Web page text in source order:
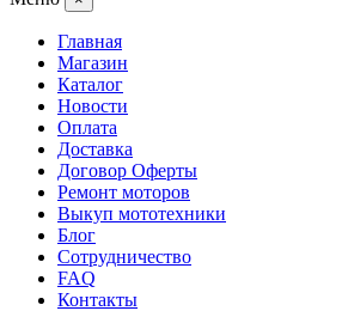
Главная
Магазин
Каталог
Новости
Оплата
Доставка
Договор Оферты
Ремонт моторов
Выкуп мототехники
Блог
Сотрудничество
FAQ
Контакты